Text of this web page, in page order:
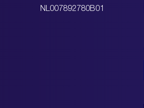
NL007892780B01